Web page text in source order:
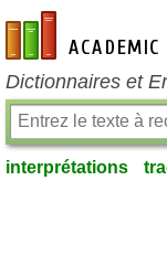
fr-academic.com
Dictionnaires et
interprétations